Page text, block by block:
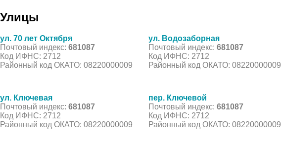
Улицы
ул. 70 лет Октября
Почтовый индекс: 681087
Код ИФНС: 2712
Районный код ОКАТО: 08220000009
ул. Водозаборная
Почтовый индекс: 681087
Код ИФНС: 2712
Районный код ОКАТО: 08220000009
ул. Ключевая
Почтовый индекс: 681087
Код ИФНС: 2712
Районный код ОКАТО: 08220000009
пер. Ключевой
Почтовый индекс: 681087
Код ИФНС: 2712
Районный код ОКАТО: 08220000009